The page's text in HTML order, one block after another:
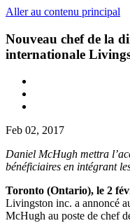
Aller au contenu principal
Nouveau chef de la
internationale
Feb 02, 2017
Daniel McHugh mettra
bénéficiaires en intégrant
Toronto (Ontario), le 2
Livingston inc. a annoncé
McHugh au poste de chef